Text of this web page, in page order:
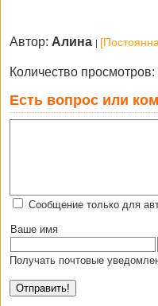
Автор: Алина
Количество просмотров:
Есть вопрос или
Сообщение только для
Ваше имя
Получать почтовые